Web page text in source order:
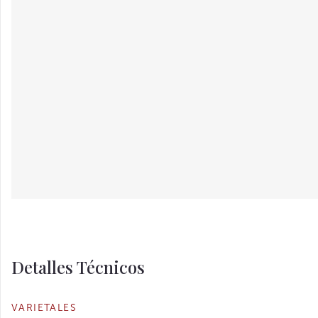
Detalles Técnicos
VARIETALES